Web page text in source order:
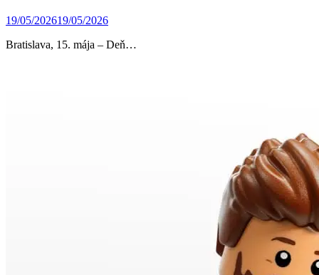
19/05/202619/05/2026
Bratislava, 15. mája – Deň…